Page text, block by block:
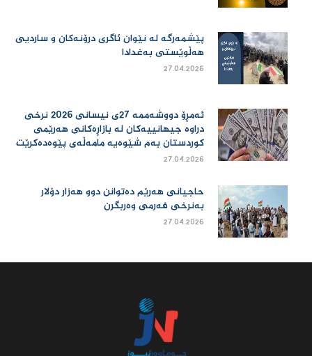
پێشمەرگە لە نێوان ئاگری درۆنەکان و ساردیی
هەڵوێستی بەغدادا
27.04.2026
ئەمڕۆ دووشەممە 27ی نیسانی 2026 نرخی
دراوە جیهانییەكان لە بازاڕەكانی هەرێمی
كوردستان بەم شێوەیە مامەڵەی پێوەدەكرێت
27.04.2026
حاجیانی هەرێم دەتوانن دوو هەزار دۆلار
بەنرخی فەرمی وەربگرن
27.04.2026